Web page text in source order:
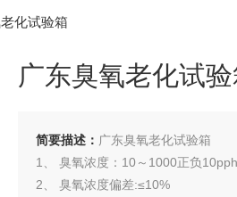
化试验箱
广东臭氧老化试
简要描述： 广东臭氧老化试验箱
1、 臭氧浓度：10～1000正负
2、 臭氧浓度偏差:≤10%